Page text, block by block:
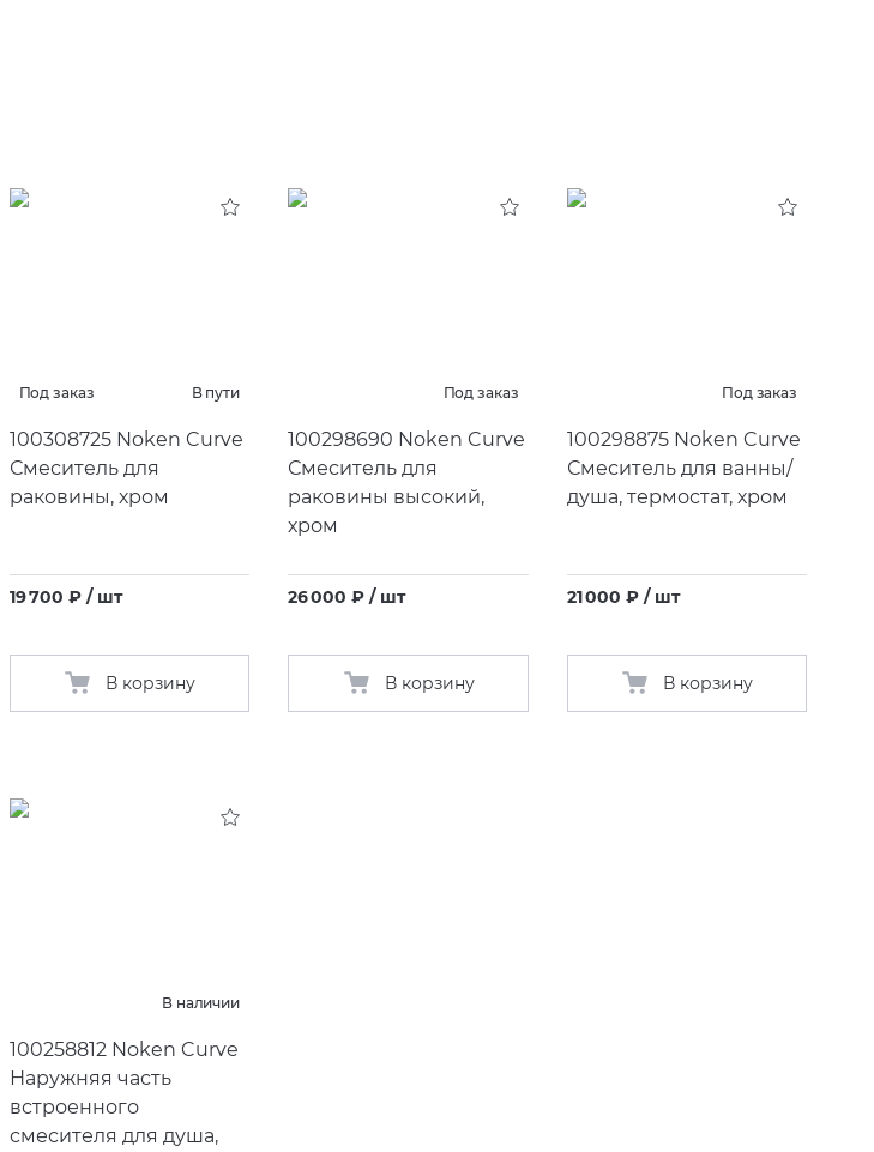
Под заказ В пути
100308725 Noken Curve
Смеситель для
раковины, хром
19 700 ₽ / шт
В корзину
Под заказ
100298690 Noken Curve
Смеситель для
раковины высокий,
хром
26 000 ₽ / шт
В корзину
Под заказ
100298875 Noken Curve
Смеситель для ванны/
душа, термостат, хром
21 000 ₽ / шт
В корзину
В наличии
100258812 Noken Curve
Наружняя часть
встроенного
смесителя для душа,